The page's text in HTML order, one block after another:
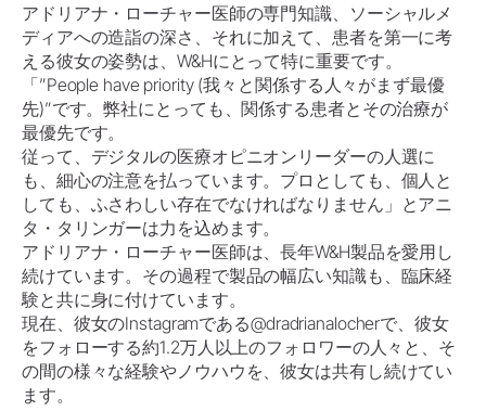
アドリアナ・ローチャー医師の専門知識、ソーシャルメ
ディアへの造詣の深さ、それに加えて、患者を第一に考
える彼女の姿勢は、W&Hにとって特に重要です。
「”People have priority (我々と関係する人々がまず最優
先)”です。弊社にとっても、関係する患者とその治療が
最優先です。
従って、デジタルの医療オピニオンリーダーの人選に
も、細心の注意を払っています。プロとしても、個人と
しても、ふさわしい存在でなければなりません」とアニ
タ・タリンガーは力を込めます。
アドリアナ・ローチャー医師は、長年W&H製品を愛用し
続けています。その過程で製品の幅広い知識も、臨床経
験と共に身に付けています。
現在、彼女のInstagramである@dradrianalocherで、彼女
をフォローする約1.2万人以上のフォロワーの人々と、そ
の間の様々な経験やノウハウを、彼女は共有し続けてい
ます。